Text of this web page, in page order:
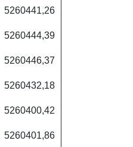
5260441,26
5260444,39
5260446,37
5260432,18
5260400,42
5260401,86